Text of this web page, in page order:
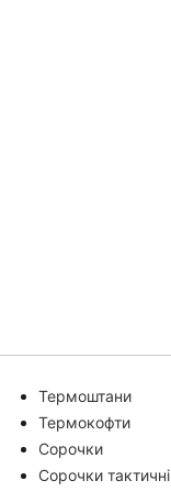
Термоштани
Термокофти
Сорочки
Сорочки тактичні